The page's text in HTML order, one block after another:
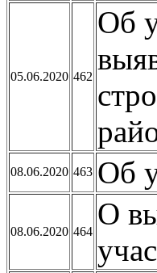
05.06.2020 462
Об
08.06.2020 463 Об
08.06.2020 464
О